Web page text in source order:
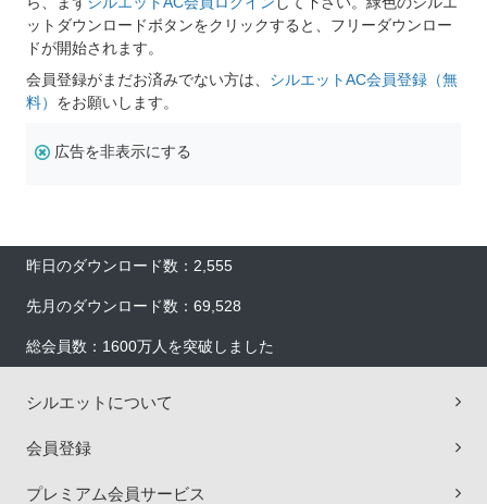
ットダウンロードボタンをクリックすると、フリーダウンロー
ドが開始されます。
会員登録がまだお済みでない方は、 シルエットAC会員登録（無
料） をお願いします。
広告を非表示にする
昨日のダウンロード数：2,555
先月のダウンロード数：69,528
総会員数：1600万人を突破しました
シルエットについて
会員登録
プレミアム会員サービス